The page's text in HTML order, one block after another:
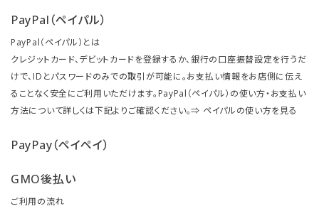
PayPal（ペイパル）
PayPal（ペイパル）とは
クレジットカード、デビットカードを登録するか、銀行の口座振替設定を行うだ
けで、IDとパスワードのみでの取引が可能に。お支払い情報をお店側に伝え
ることなく安全にご利用いただけます。PayPal（ペイパル）の使い方・お支払い
方法について詳しくは下記よりご確認ください。⇒ ペイパルの使い方を見る
PayPay（ペイペイ）
GMO後払い
ご利用の流れ